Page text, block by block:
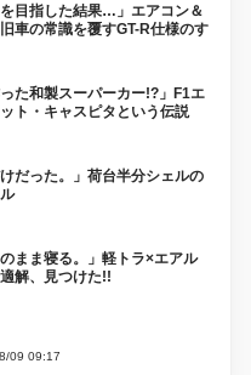
を目指した結果…」エアコン＆
車の常識を覆すGT-R仕様のす
った和製スーパーカー!?」F1エ
ト・キャスピタという伝説
だった。」荷台半分シェルの
まま寝る。」軽トラ×エアル
解、見つけた!!
09 09:17